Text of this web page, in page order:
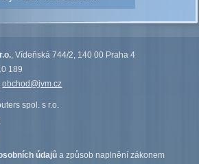
, Vídeňská 744/2, 140 00 Praha 4
189
obchod@jvm.cz
spol. s r.o.
údajů a způsob naplnění zákonem